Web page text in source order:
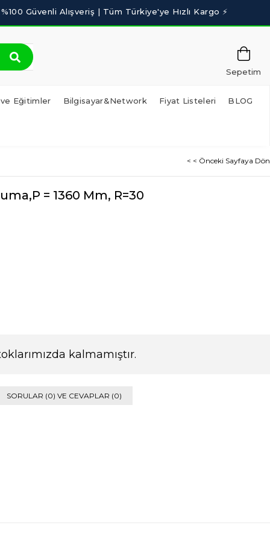
Sepetim
ve Eğitimler Bilgisayar&Network Fiyat Listeleri BLOG
< < Önceki Sayfaya Dön
= 1360 Mm, R=30
kalmamıştır.
SORULAR (0) VE CEVAPLAR (0)